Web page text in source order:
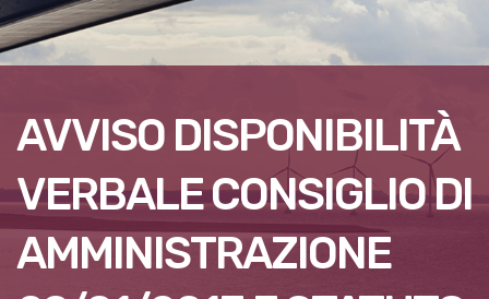
AVVISO DISPONIBILITÀ
VERBALE CONSIGLIO DI
AMMINISTRAZIONE